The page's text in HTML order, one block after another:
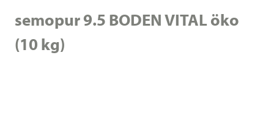
semopur 9.5 BODEN VITAL öko
(10 kg)